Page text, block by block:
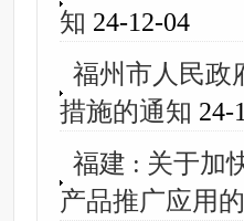
知 24-12-04
福州市人民政
措施的通知 24-
福建 : 关于加
产品推广应用